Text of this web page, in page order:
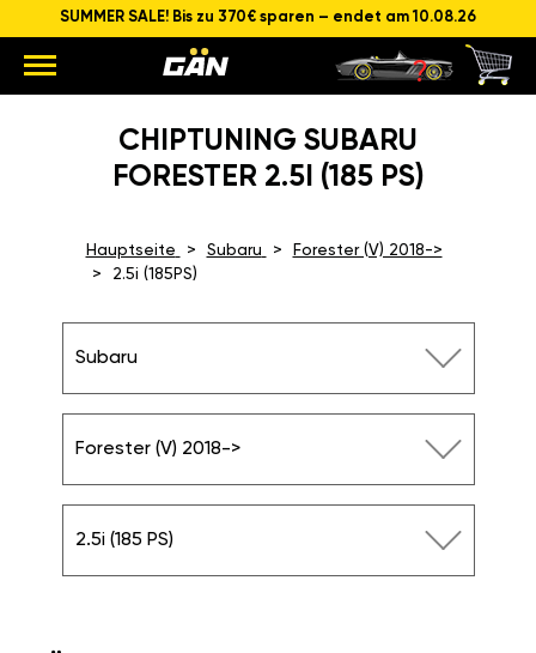
SUMMER SALE! Bis zu 370€ sparen – endet am 10.08.26
CHIPTUNING SUBARU
FORESTER 2.5I (185 PS)
Hauptseite Subaru
Forester (V) 2018->
2.5i (185PS)
Subaru
Forester (V) 2018->
2.5i (185 PS)